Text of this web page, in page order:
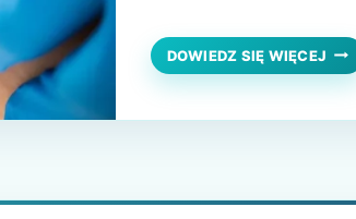
tkanek, zmniejsza
bólach. W artykule
DOWIEDZ SIĘ WIĘCEJ